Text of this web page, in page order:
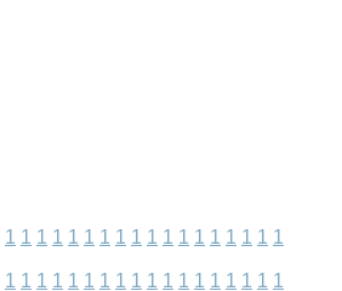
1 1 1 1 1 1 1 1 1 1 1 1 1 1 1 1 1 1
1 1 1 1 1 1 1 1 1 1 1 1 1 1 1 1 1 1